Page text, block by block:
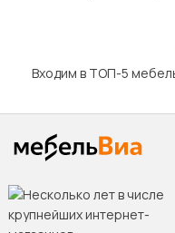
Входим в ТОП-5